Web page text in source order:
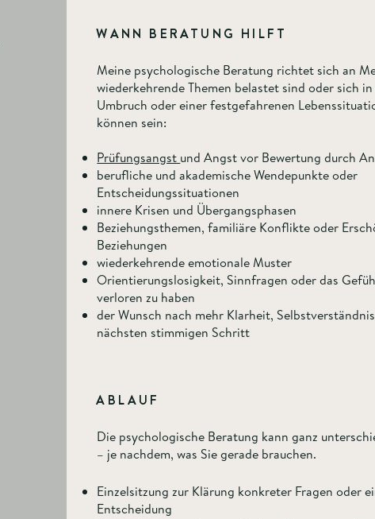
WANN BERATUNG HILFT
Meine psychologische Beratung richtet sich an
wiederkehrende Themen belastet sind oder sich
Umbruch oder einer festgefahrenen
können sein:
Prüfungsangst und Angst vor Bewertung durch
berufliche und akademische Wendepunkte oder
Entscheidungssituationen
innere Krisen und Übergangsphasen
Beziehungsthemen, familiäre Konflikte oder
Beziehungen
wiederkehrende emotionale Muster
Orientierungslosigkeit, Sinnfragen oder das
verloren zu haben
der Wunsch nach mehr Klarheit,
nächsten stimmigen Schritt​
ABLAUF
Die psychologische Beratung kann ganz
– je nachdem, was Sie gerade brauchen.
Einzelsitzung zur Klärung konkreter Fragen oder
Entscheidung